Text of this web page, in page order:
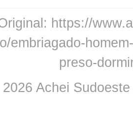
https://
embriagado-
preso-
Achei